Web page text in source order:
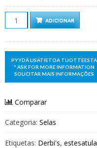
QuantidadeADICIONAR
Comparar
Categoria: Selas
Etiquetas: Derbi's, estesatula